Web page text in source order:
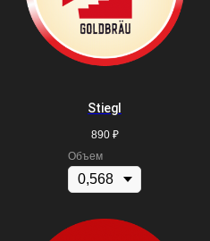
Stiegl
890 ₽
Объем